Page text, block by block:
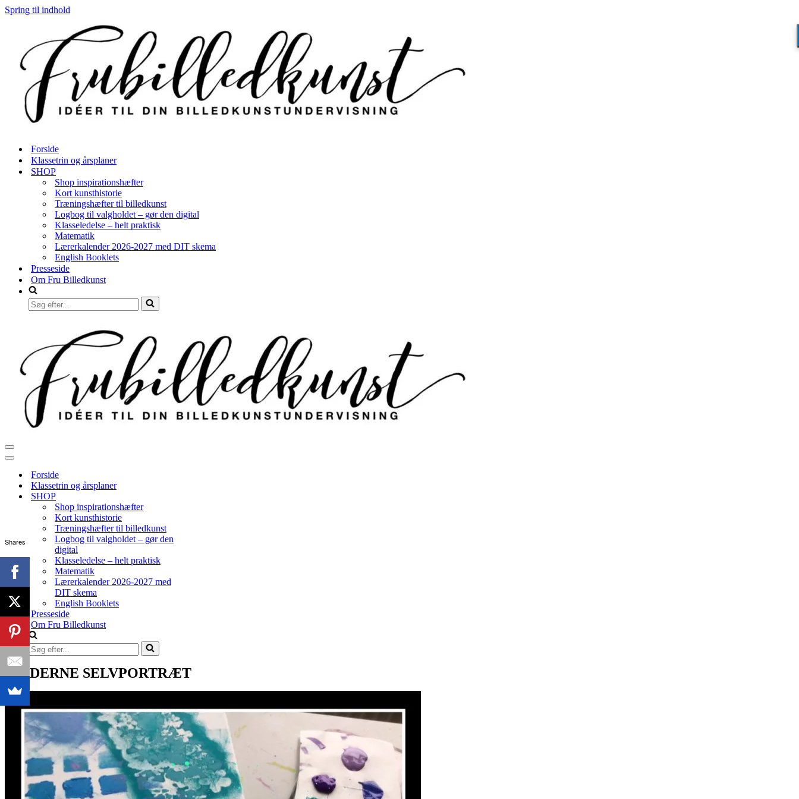
Spring til indhold
Forside
Klassetrin og årsplaner
SHOP
Shop inspirationshæfter
Kort kunsthistorie
Træningshæfter til billedkunst
Logbog til valgholdet – gør den digital
Klasseledelse – helt praktisk
Matematik
Lærerkalender 2026-2027 med DIT skema
English Booklets
Presseside
Om Fru Billedkunst
Søg
efter...
Navigation
menu
Navigation
Forside
Klassetrin og årsplaner
SHOP
Shop inspirationshæfter
Kort kunsthistorie
Træningshæfter til billedkunst
Logbog til valgholdet – gør den
digital
Klasseledelse – helt praktisk
Matematik
Lærerkalender 2026-2027 med
DIT skema
English Booklets
Presseside
Om Fru Billedkunst
Søg
efter...
MODERNE SELVPORTRÆT
Shares